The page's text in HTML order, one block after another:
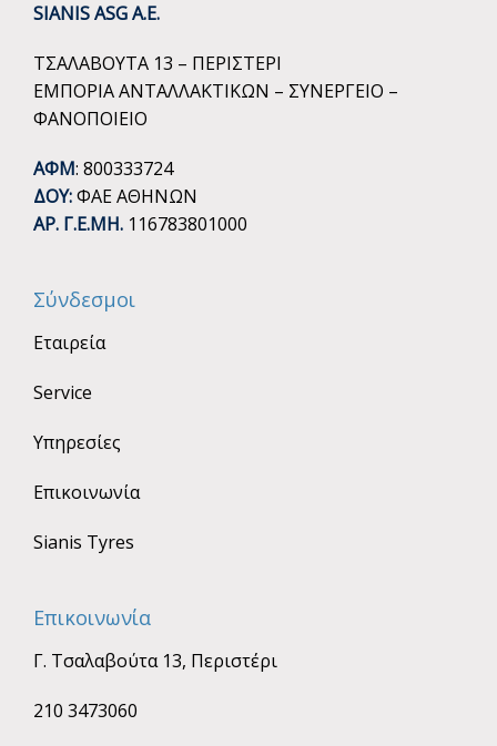
SIANIS ASG A.E.
ΤΣΑΛΑΒΟΥΤΑ 13 – ΠΕΡΙΣΤΕΡΙ
ΕΜΠΟΡΙΑ ΑΝΤΑΛΛΑΚΤΙΚΩΝ – ΣΥΝΕΡΓΕΙΟ –
ΦΑΝΟΠΟΙΕΙΟ
ΑΦΜ: 800333724
ΔΟΥ:ΦΑΕ ΑΘΗΝΩΝ
ΑΡ. Γ.Ε.ΜΗ. 116783801000
Σύνδεσμοι
Εταιρεία
Service
Υπηρεσίες
Επικοινωνία
Sianis Tyres
Επικοινωνία
Γ. Τσαλαβούτα 13, Περιστέρι
210 3473060